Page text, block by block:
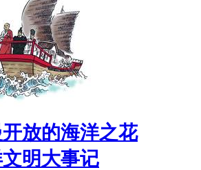
放的海洋之花
明大事记